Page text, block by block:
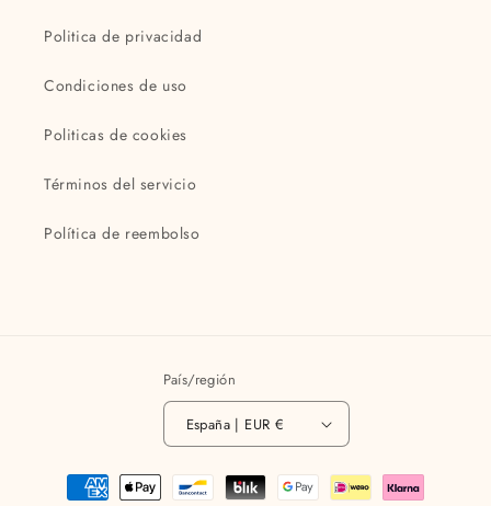
Politica de privacidad
Condiciones de uso
Politicas de cookies
Términos del servicio
Política de reembolso
País/región
España | EUR €
Formas